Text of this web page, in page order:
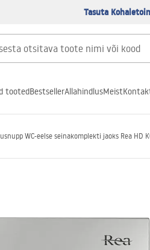
Tasuta
tootedBestsellerAllahindlusMeist
WC-eelse seinakomplekti jaoks Rea HD